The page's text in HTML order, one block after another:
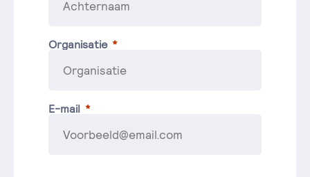
Organisatie
E-mail